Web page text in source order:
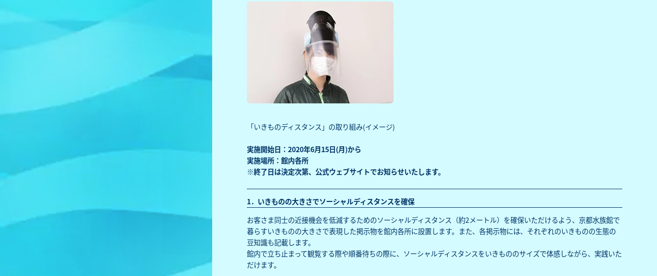
「いきものディスタンス」の取り組み(イメージ)
実施開始日：2020年6月15日(月)から
実施場所：館内各所
※終了日は決定次第、公式ウェブサイトでお知らせいたします。
1．いきものの大きさでソーシャルディスタンスを確保
お客さま同士の近接機会を低減するためのソーシャルディスタンス（約2メートル）を確保いただけるよう、京都水族館で
暮らすいきものの大きさで表現した掲示物を館内各所に設置します。また、各掲示物には、それぞれのいきものの生態の
豆知識も記載します。
館内で立ち止まって観覧する際や順番待ちの際に、ソーシャルディスタンスをいきもののサイズで体感しながら、実践いた
だけます。